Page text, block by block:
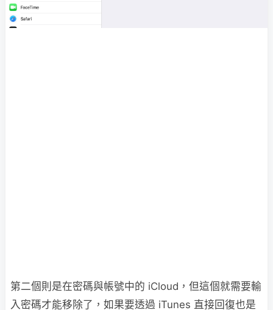
第二個則是在密碼與帳號中的 iCloud，但這個就需要輸
入密碼才能移除了，如果要透過 iTunes 直接回復也是